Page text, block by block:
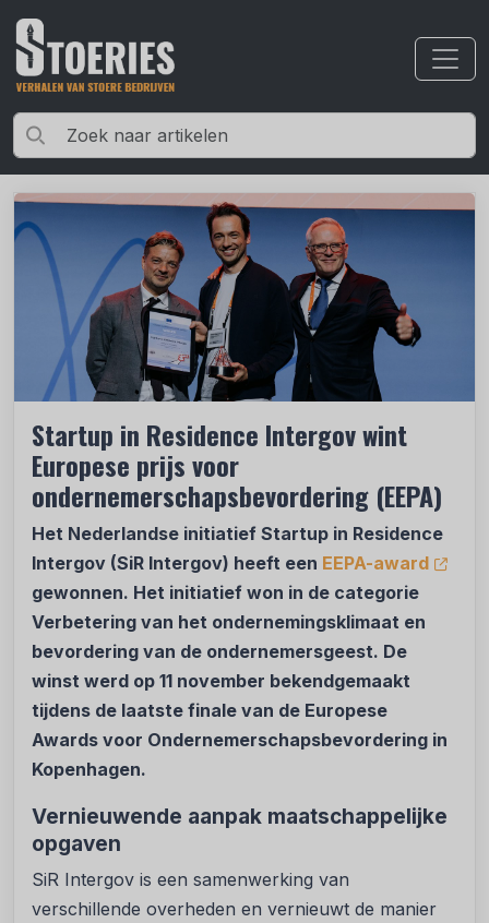
Startup in Residence Intergov wint
Europese prijs voor
ondernemerschapsbevordering (EEPA)
Het Nederlandse initiatief Startup in Residence
Intergov (SiR Intergov) heeft een EEPA-award
gewonnen. Het initiatief won in de categorie
Verbetering van het ondernemingsklimaat en
bevordering van de ondernemersgeest. De
winst werd op 11 november bekendgemaakt
tijdens de laatste finale van de Europese
Awards voor Ondernemerschapsbevordering in
Kopenhagen.
Vernieuwende aanpak maatschappelijke
opgaven
SiR Intergov is een samenwerking van
verschillende overheden en vernieuwt de manier